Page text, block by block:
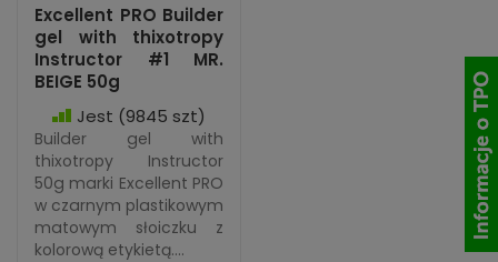
Excellent PRO Builder
gel with thixotropy
Instructor #1 MR.
BEIGE 50g
Jest (9845 szt)
Builder gel with
thixotropy Instructor
50g marki Excellent PRO
w czarnym plastikowym
matowym słoiczku z
kolorową etykietą....